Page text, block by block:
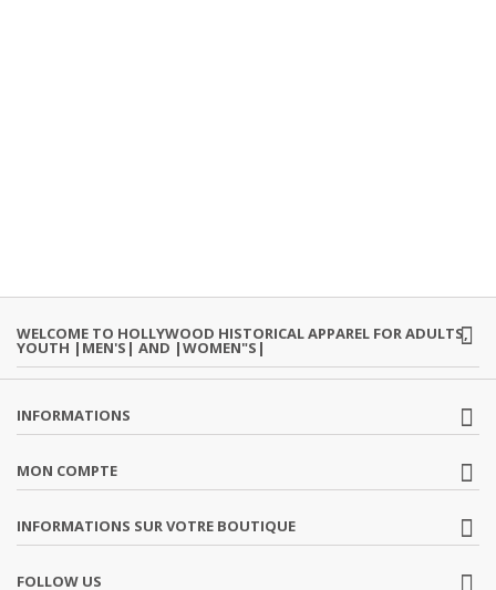
WELCOME TO HOLLYWOOD HISTORICAL APPAREL FOR ADULTS,
YOUTH |MEN'S| AND |WOMEN"S|
INFORMATIONS
MON COMPTE
INFORMATIONS SUR VOTRE BOUTIQUE
FOLLOW US